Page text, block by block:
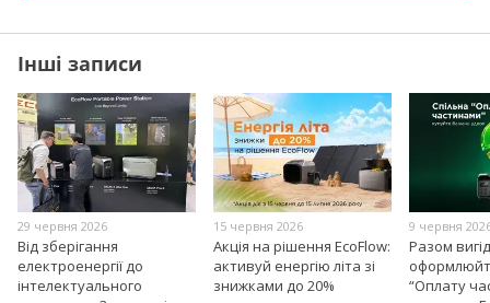
Інші записи
29 червня 2026
Від зберігання
електроенергії до
інтелектуального
15 червня 2026
Акція на рішення EcoFlow:
активуй енергію літа зі
знижками до 20%
9 червня
Разом
“Оплату